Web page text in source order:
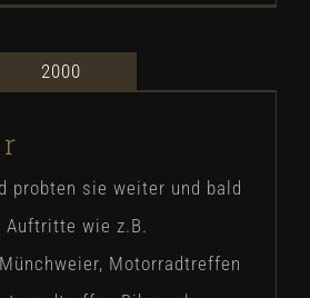
2000
probten sie weiter und bald
wie z.B.
Motorradtreffen